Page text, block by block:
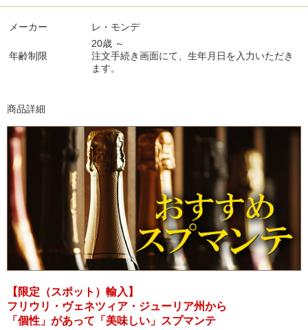
メーカー レ・モンデ
年齢制限
20歳 ～
注文手続き画面にて、生年月日を入力いただき
ます。
商品詳細
【限定（スポット）輸入】
フリウリ・ヴェネツィア・ジューリア州から
「個性」があって「美味しい」スプマンテ